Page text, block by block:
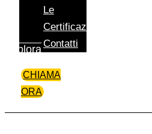
Le
Certificazioni
Contatti
CHIAMA
ORA
Esplora